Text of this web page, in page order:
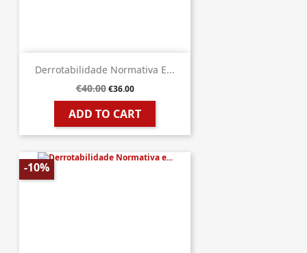
Derrotabilidade Normativa E...
€40.00 €36.00
ADD TO CART
-10%